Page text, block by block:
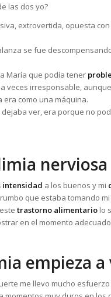
las dos yo?
extrovertida, opuesta
se fue
María que podía tener
veces irresponsable,
era como una máquina.
ver, era porque no
intensidad a los buenos y mi
que estaba tomando
trastorno alimentario lo
en el momento
empieza
me llevo mucho